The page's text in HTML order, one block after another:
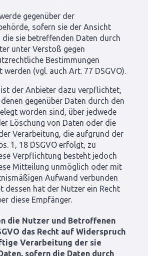
gegenüber der
sofern sie der Ansicht
die sie betreffenden Daten durch
unter Verstoß gegen
Bestimmungen
werden (vgl. auch Art. 77 DSGVO).
der Anbieter dazu verpflichtet,
gegenüber Daten durch den
worden sind, über jedwede
Löschung von Daten oder die
Verarbeitung, die aufgrund der
1, 18 DSGVO erfolgt, zu
Verpflichtung besteht jedoch
Mitteilung unmöglich oder mit
Aufwand verbunden
dessen hat der Nutzer ein Recht
diese Empfänger.
die Nutzer und Betroffenen
das Recht auf Widerspruch
Verarbeitung der sie
sofern die Daten durch